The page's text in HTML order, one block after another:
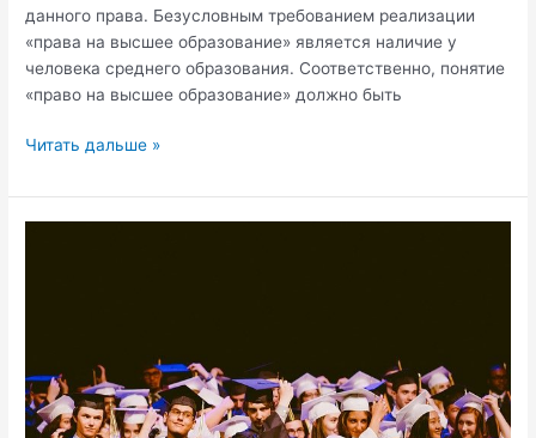
данного права. Безусловным требованием реализации
«права на высшее образование» является наличие у
человека среднего образования. Соответственно, понятие
«право на высшее образование» должно быть
Понятие
на
высшее
Читать дальше »